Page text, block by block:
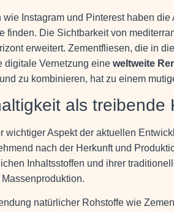
wie Instagram und Pinterest haben
finden. Die Sichtbarkeit von
erweitert. Zementfliesen, die in
digitale Vernetzung eine weltweite
zu kombinieren, hat zu einem
als treibende
wichtiger Aspekt der aktuellen
nach der Herkunft und
Inhaltsstoffen und ihrer
natürlicher Rohstoffe wie